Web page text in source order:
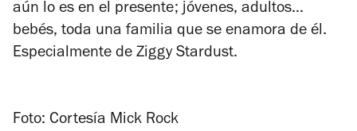
aún lo es en el presente; jóvenes, adultos…
bebés, toda una familia que se enamora de él.
Especialmente de Ziggy Stardust.
Foto: Cortesía Mick Rock